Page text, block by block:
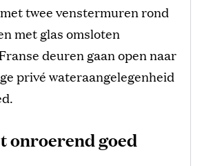
twee venstermuren rond
met glas omsloten
deuren gaan open naar
privé wateraangelegenheid
onroerend goed